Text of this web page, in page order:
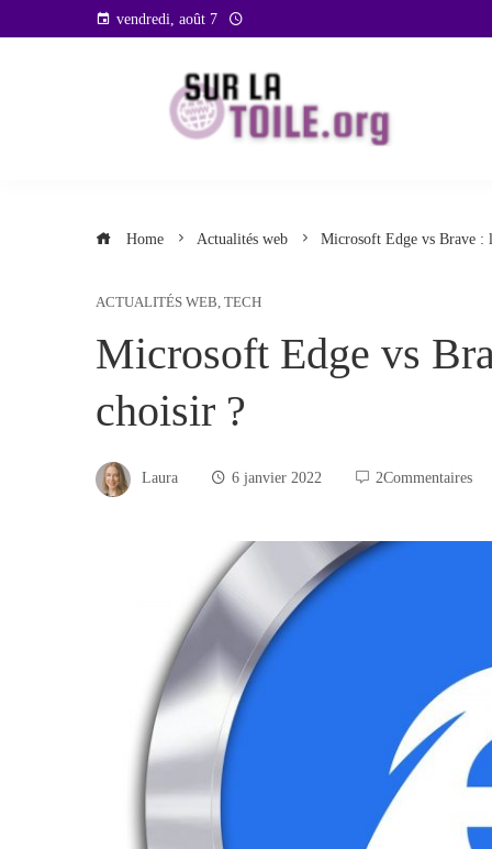
to
vendredi, août 7
Home Actualités web Microsoft Edge vs Brave :
ACTUALITÉS WEB, TECH
Microsoft Edge vs
choisir ?
Laura 6 janvier 2022 2Commentaires